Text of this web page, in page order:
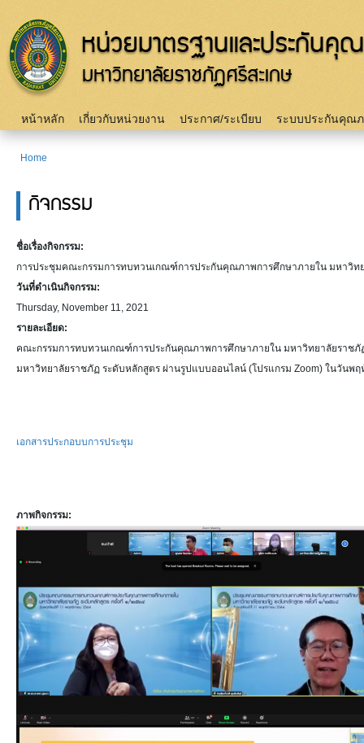
Main menu
หน้าหลัก เกี่ยวกับหน่วยงาน ประกาศ/ระเบียบ ระบบประกันคุณ
Home
กิจกรรม
ชื่อเรื่องกิจกรรม:
การประชุมคณะกรรมการทบทวนเกณฑ์การประกันคุณภาพการศึกษาภายใน มหาวิท
วันที่ดำเนินกิจกรรม:
Thursday, November 11, 2021
รายละเอียด:
คณะกรรมการทบทวนเกณฑ์การประกันคุณภาพการศึกษาภายใน มหาวิทยาลัยราช
มหาวิทยาลัยราชภัฏ ระดับหลักสูตร ผ่านรูปแบบออนไลน์ (โปรแกรม Zoom) ในวันพ
เอกสารประกอบบการประชุม
ภาพกิจกรรม: